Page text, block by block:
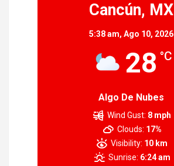
Cancún, MX
5:38 am, Ago 10, 2026
28 °C
Algo De Nubes
Wind Gust: 8 mph
Clouds: 17%
Visibility: 10 km
Sunrise: 6:24 am